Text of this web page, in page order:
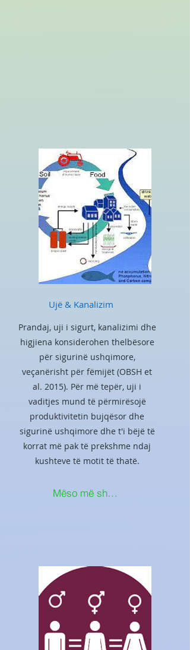
Ujë & Kanalizim
Prandaj, uji i sigurt, kanalizimi dhe
higjiena konsiderohen thelbësore
për sigurinë ushqimore,
veçanërisht për fëmijët (OBSH et
al. 2015). Për më tepër, uji i
vaditjes mund të përmirësojë
produktivitetin bujqësor dhe
sigurinë ushqimore dhe t'i bëjë të
korrat më pak të prekshme ndaj
kushteve të motit të thatë.
Mëso më shumë